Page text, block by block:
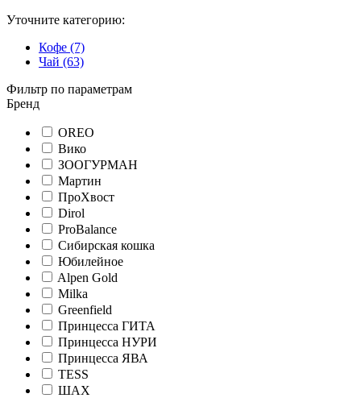
Уточните категорию:
Кофе (7)
Чай (63)
Фильтр по параметрам
Бренд
OREO
Вико
ЗООГУРМАН
Мартин
ПроХвост
Dirol
ProBalance
Сибирская кошка
Юбилейное
Alpen Gold
Milka
Greenfield
Принцесса ГИТА
Принцесса НУРИ
Принцесса ЯВА
TESS
ШАХ